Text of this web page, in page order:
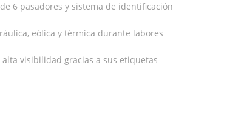
6 pasadores y sistema de identificación
eólica y térmica durante labores
visibilidad gracias a sus etiquetas